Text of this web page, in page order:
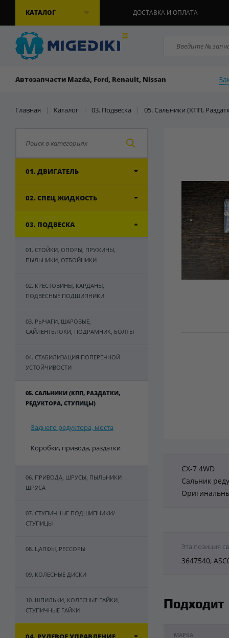
КАТАЛОГ ДОСТАВКА И ОПЛАТА
Автозапчасти Mazda, Ford, Renault, Nissan
Главная | Каталог | 03. Подвеска | 05. Сальники (КПП,
01. ДВИГАТЕЛЬ
02. СПЕЦ ЖИДКОСТЬ
03. ПОДВЕСКА
01. СТОЙКИ, ОПОРЫ, ПРУЖИНЫ,
ПЫЛЬНИКИ, ОТБОЙНИКИ
02. КРЕСТОВИНЫ, КАРДАНЫ,
ПОДВЕСНЫЕ ПОДШИПНИКИ
03. РЫЧАГИ, ШАРОВЫЕ,
САЙЛЕНТБЛОКИ, ПОДРАМНИК, БОЛТЫ
04. СТАБИЛИЗАЦИЯ ПОПЕРЕЧНОЙ
УСТОЙЧИВОСТИ
05. САЛЬНИКИ (КПП, РАЗДАТКИ,
РЕДУКТОРА, СТУПИЦЫ)
Заднего редуктора, моста
Коробки, привода, раздатки
06. ПРИВОДА, ШРУСЫ, ПЫЛЬНИКИ
ШРУСА
07. СТУПИЧНЫЕ ПОДШИПНИКИ/
СТУПИЦЫ
08. ЦАПФЫ, РЕССОРЫ
09. КОЛЕСНЫЕ ДИСКИ
10. ШПИЛЬКИ, КОЛЕСНЫЕ ГАЙКИ,
СТУПИЧНЫЕ ГАЙКИ
CX-7 4WD
Сальник
Эта позиция
3647540,
Подходит
МАРКА